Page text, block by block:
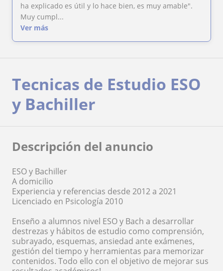
ha explicado es útil y lo hace bien, es muy amable".
Muy cumpl...
Ver más
Tecnicas de Estudio ESO
y Bachiller
Descripción del anuncio
ESO y Bachiller
A domicilio
Experiencia y referencias desde 2012 a 2021
Licenciado en Psicología 2010
Enseño a alumnos nivel ESO y Bach a desarrollar
destrezas y hábitos de estudio como comprensión,
subrayado, esquemas, ansiedad ante exámenes,
gestión del tiempo y herramientas para memorizar
contenidos. Todo ello con el objetivo de mejorar sus